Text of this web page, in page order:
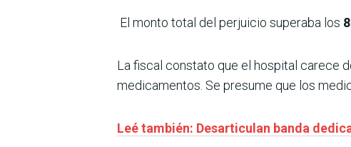
El monto total del perjuicio superaba los
La fiscal constato que el hospital carece
medicamentos. Se presume que los
Leé también: Desarticulan banda